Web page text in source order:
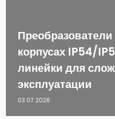
корпусах IP54/
линейки для
эксплуатации
03.07.2026